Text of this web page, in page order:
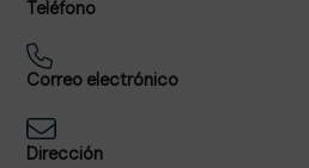
Teléfono
Correo electrónico
Dirección